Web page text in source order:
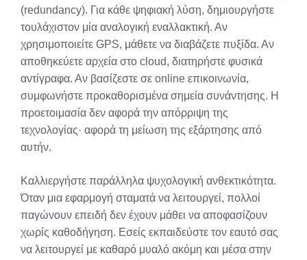
(redundancy). Για κάθε ψηφιακή λύση, δημιουργήστε
τουλάχιστον μία αναλογική εναλλακτική. Αν
χρησιμοποιείτε GPS, μάθετε να διαβάζετε πυξίδα. Αν
αποθηκεύετε αρχεία στο cloud, διατηρήστε φυσικά
αντίγραφα. Αν βασίζεστε σε online επικοινωνία,
συμφωνήστε προκαθορισμένα σημεία συνάντησης. Η
προετοιμασία δεν αφορά την απόρριψη της
τεχνολογίας· αφορά τη μείωση της εξάρτησης από
αυτήν.
Καλλιεργήστε παράλληλα ψυχολογική ανθεκτικότητα.
Όταν μια εφαρμογή σταματά να λειτουργεί, πολλοί
παγώνουν επειδή δεν έχουν μάθει να αποφασίζουν
χωρίς καθοδήγηση. Εσείς εκπαιδεύστε τον εαυτό σας
να λειτουργεί με καθαρό μυαλό ακόμη και μέσα στην